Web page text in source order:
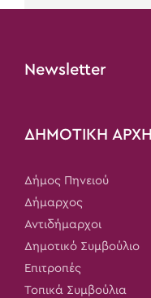
Newsletter
ΔΗΜΟΤΙΚΗ ΑΡΧΗ
Δήμος Πηνειού
Δήμαρχος
Αντιδήμαρχοι
Δημοτικό Συμβούλιο
Επιτροπές
Τοπικά Συμβούλια